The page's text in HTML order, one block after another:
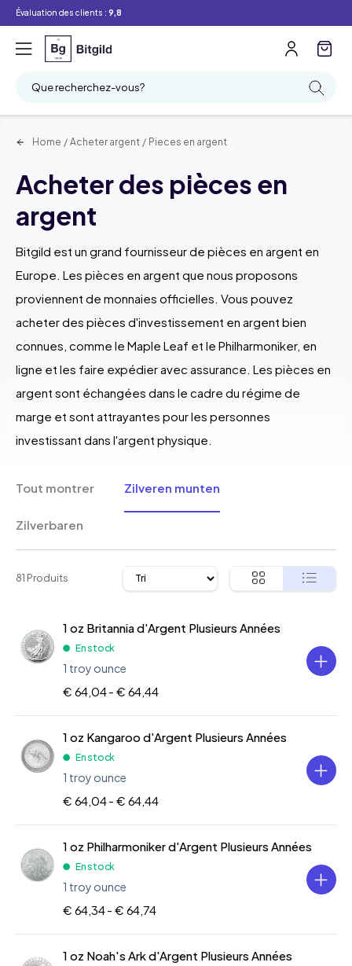
Évaluation des clients : 9,8
Que recherchez-vous?
Home / Acheter argent / Pieces en argent
Acheter des pièces en
argent
Bitgild est un grand fournisseur de pièces en argent en
Europe. Les pièces en argent que nous proposons
proviennent de monnaies officielles. Vous pouvez
acheter des pièces d'investissement en argent bien
connues, comme le Maple Leaf et le Philharmoniker, en
ligne et les faire expédier avec assurance. Les pièces en
argent sont échangées dans le cadre du régime de
marge et sont attrayantes pour les personnes
investissant dans l'argent physique.
Tout montrer Zilveren munten
Zilverbaren
81 Produits
1 oz Britannia d'Argent Plusieurs Années
En stock
1 troy ounce
€ 64,04 - € 64,44
1 oz Kangaroo d'Argent Plusieurs Années
En stock
1 troy ounce
€ 64,04 - € 64,44
1 oz Philharmoniker d'Argent Plusieurs Années
En stock
1 troy ounce
€ 64,34 - € 64,74
1 oz Noah's Ark d'Argent Plusieurs Années